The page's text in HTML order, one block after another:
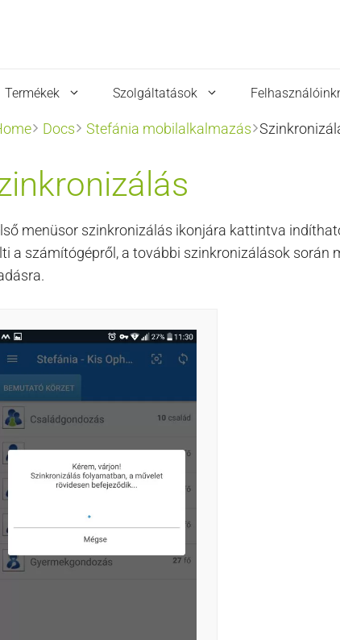
Termékek Szolgáltatások
Docs Stefánia mobilalkalmazás
menüsor szinkronizálás ikonjára kattintva
a számítógépről, a további szinkronizálások során